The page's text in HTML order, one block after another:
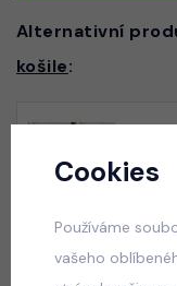
Alternativní
košile:
skladem
Cookies
Používáme
vašeho